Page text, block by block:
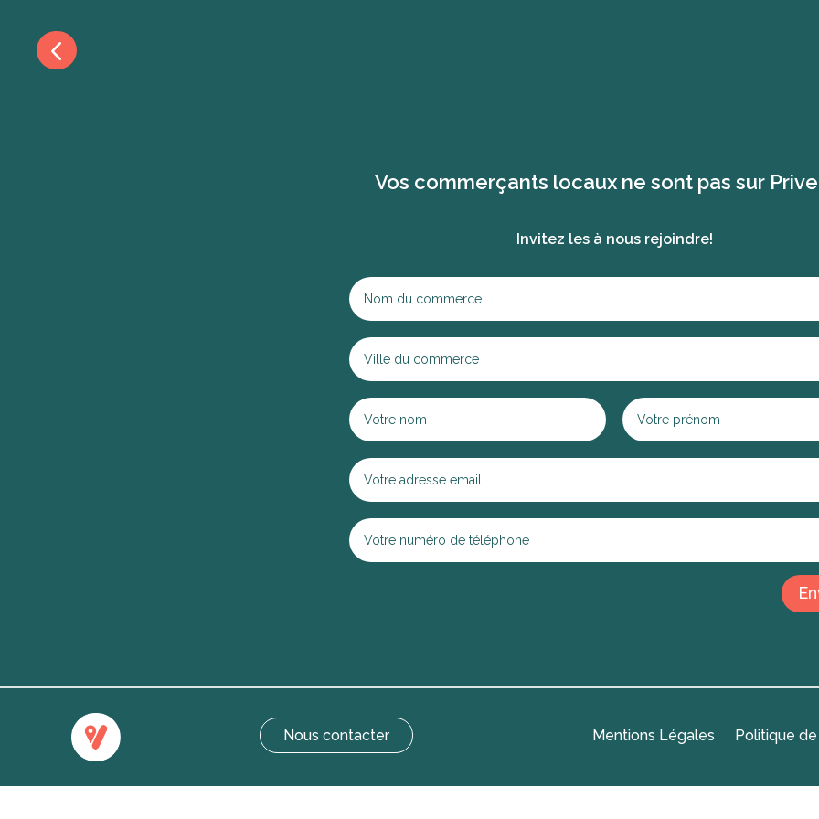
4
Vos commerçants locaux ne sont pas sur
Invitez les à nous rejoindre!
Nous contacter Mentions Légales Politique